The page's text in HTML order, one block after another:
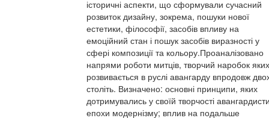
історичні аспекти, що сформували сучасний
розвиток дизайну, зокрема, пошуки нової
естетики, філософії, засобів впливу на
емоційний стан і пошук засобів виразності у
сфері композиції та кольору.Проаналізовано
напрями роботи митців, творчий наробок яких
розвивається в руслі авангарду впродовж
століть. Визначено: основні принципи, яких
дотримувались у своїй творчості
епохи модернізму; вплив на подальше